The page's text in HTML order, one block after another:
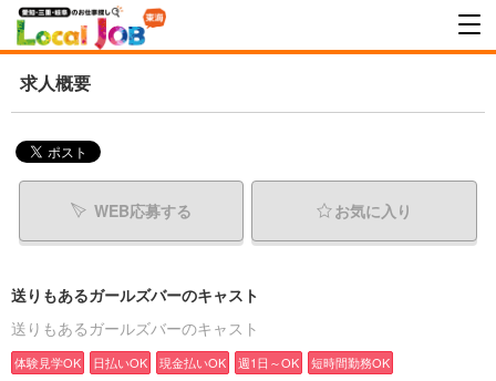
求人概要
WEB応募する お気に入り
送りもあるガールズバーのキャスト
送りもあるガールズバーのキャスト
体験見学OK 日払いOK 現金払いOK 週1日～OK
短時間勤務OK